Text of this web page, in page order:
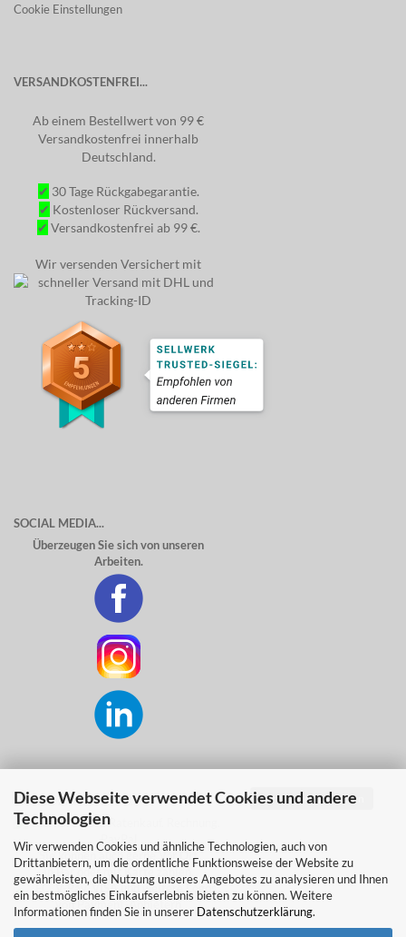
Diese Webseite verwendet Cookies und andere
Technologien
Wir verwenden Cookies und ähnliche Technologien, auch von
Drittanbietern, um die ordentliche Funktionsweise der Website zu
gewährleisten, die Nutzung unseres Angebotes zu analysieren und Ihnen
ein bestmögliches Einkaufserlebnis bieten zu können. Weitere
Informationen finden Sie in unserer Datenschutzerklärung.
Cookie Einstellungen
VERSANDKOSTENFREI...
Ab einem Bestellwert von 99 €
Versandkostenfrei innerhalb
Deutschland.
✔ 30 Tage Rückgabegarantie.
✔ Kostenloser Rückversand.
✔ Versandkostenfrei ab 99 €.
Wir versenden Versichert mit
SOCIAL MEDIA...
Überzeugen Sie sich von unseren
Arbeiten.
SICHER ZAHLEN MIT...
Sie können auch gerne Vor Ort
in Bar oder mit Karte zahlen.
Vertrag widerrufen